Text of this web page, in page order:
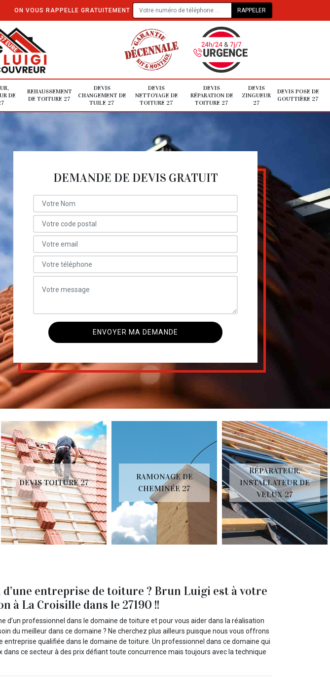
ON VOUS RAPPELLE GRATUITEMENT
DE
REHAUSSEMENT
DE TOITURE 27
DEVIS
CHANGEMENT DE
TUILE 27
DEVIS
NETTOYAGE DE
TOITURE 27
DEVIS
RÉPARATION DE
TOITURE 27
DEVIS
ZINGUEUR
27
DEVIS POSE DE
GOUTTIÈRE 27
DEMANDE DE DEVIS GRATUIT
DEVIS TOITURE 27
RAMONAGE DE
CHEMINÉE 27
RÉPARATEUR,
INSTALLATEUR DE
VELUX 27
d’une entreprise de toiture ? Brun Luigi est à votre
à La Croisille dans le 27190 !!
d’un professionnel dans le domaine de toiture et pour vous aider dans la réalisation
du meilleur dans ce domaine ? Ne cherchez plus ailleurs puisque nous vous offrons
entreprise qualifiée dans le domaine de toiture. Un professionnel dans ce domaine qui
dans ce secteur à des prix défiant toute concurrence mais toujours avec la technique